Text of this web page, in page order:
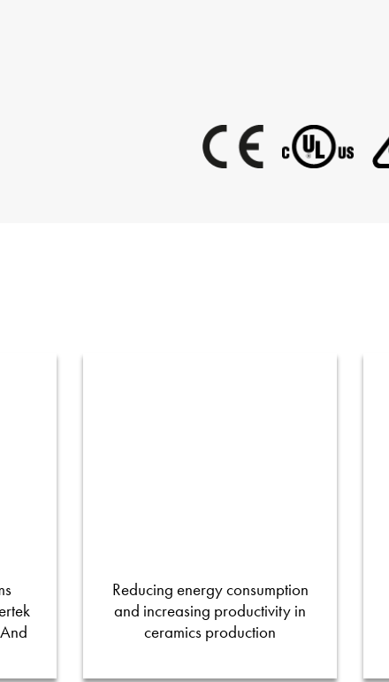
Reducing energy consumption
and increasing productivity in
ceramics production